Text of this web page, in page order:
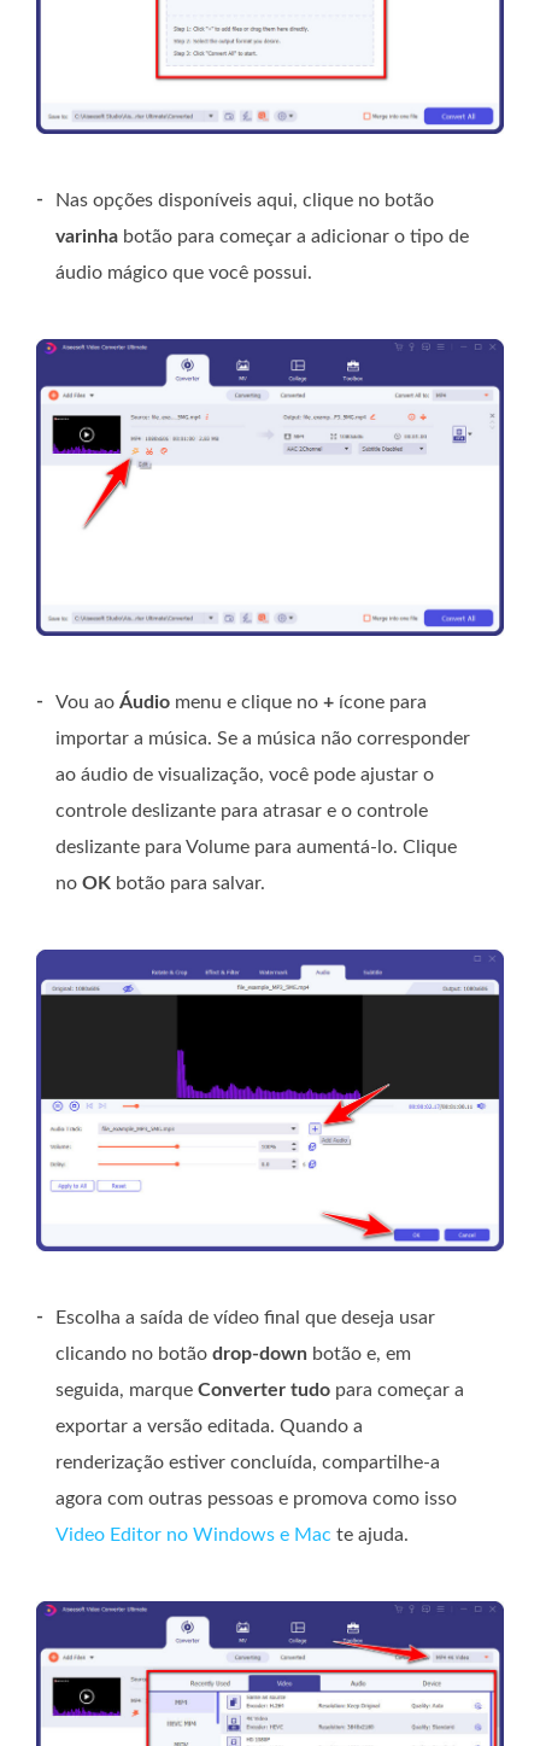
-
Nas opções disponíveis aqui, clique no botão
varinha botão para começar a adicionar o tipo de
áudio mágico que você possui.
- Vou ao Áudio menu e clique no + ícone para
importar a música. Se a música não corresponder
ao áudio de visualização, você pode ajustar o
controle deslizante para atrasar e o controle
deslizante para Volume para aumentá-lo. Clique
no OK botão para salvar.
-
Escolha a saída de vídeo final que deseja usar
clicando no botão drop-down botão e, em
seguida, marque Converter tudo para começar a
exportar a versão editada. Quando a
renderização estiver concluída, compartilhe-a
agora com outras pessoas e promova como isso
Video Editor no Windows e Mac te ajuda.